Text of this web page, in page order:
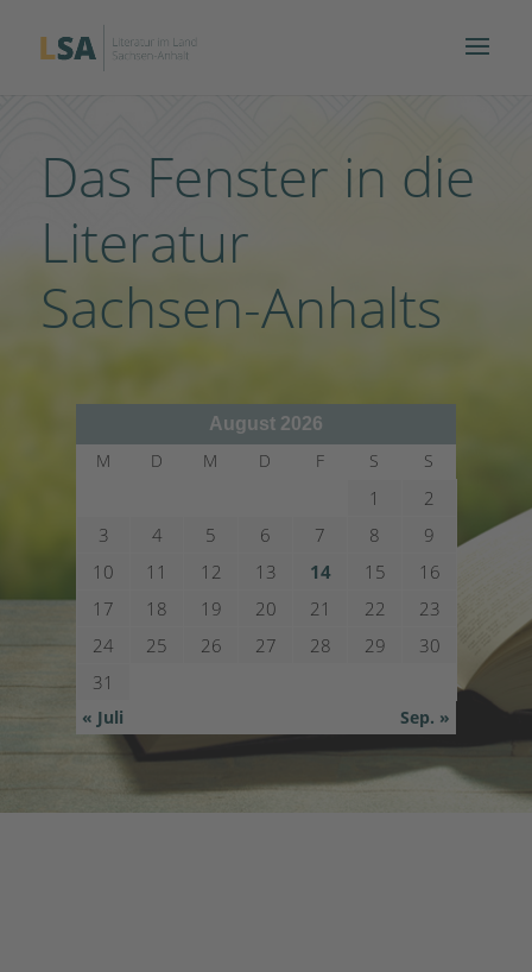
Das Fenster in die
Literatur
Sachsen-Anhalts
August 2026
M D M D F S S
1
2
3
4 5 6 7 8
9
10
11 12 13 14 15
16
17
18 19 20 21 22
23
24
25 26 27 28 29
30
31
« Juli Sep. »